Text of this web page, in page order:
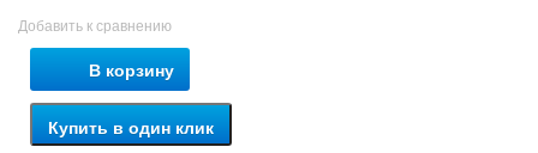
Добавить к сравнению
В корзину
Купить в один клик